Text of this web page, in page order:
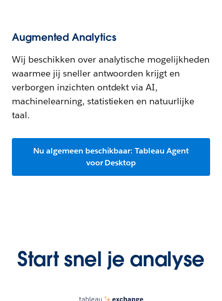
Augmented Analytics
Wij beschikken over analytische mogelijkheden
waarmee jij sneller antwoorden krijgt en
verborgen inzichten ontdekt via AI,
machinelearning, statistieken en natuurlijke
taal.
Nu algemeen beschikbaar: Tableau Agent
voor Desktop
Start snel je analyse